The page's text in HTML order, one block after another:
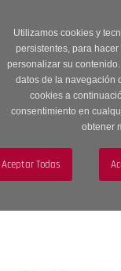
Utilizamos cookies y
persistentes, para
personalizar su
datos de la navegación
cookies a
consentimiento en
obtener
descuento en
navigation
Menú